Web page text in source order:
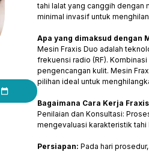
tahi lalat yang canggih dengan
minimal invasif untuk
Apa yang dimaksud dengan
Mesin Fraxis Duo adalah
frekuensi radio (RF).
pengencangan kulit. Mesin
pilihan ideal untuk
Bagaimana Cara Kerja
Penilaian dan Konsultasi:
mengevaluasi karakteristik tahi
Persiapan: Pada hari